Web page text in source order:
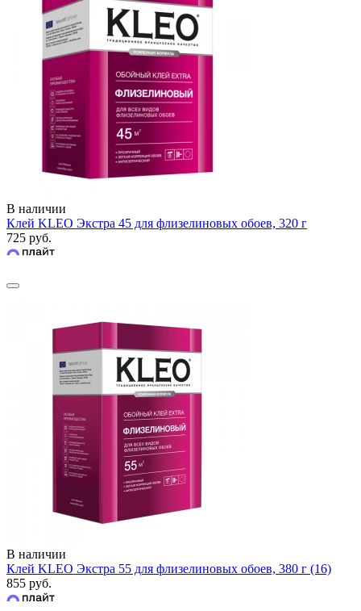
В наличии
Клей KLEO Экстра 45 для флизелиновых обоев, 320 г
725 руб.
В наличии
Клей KLEO Экстра 55 для флизелиновых обоев, 380 г (16)
855 руб.